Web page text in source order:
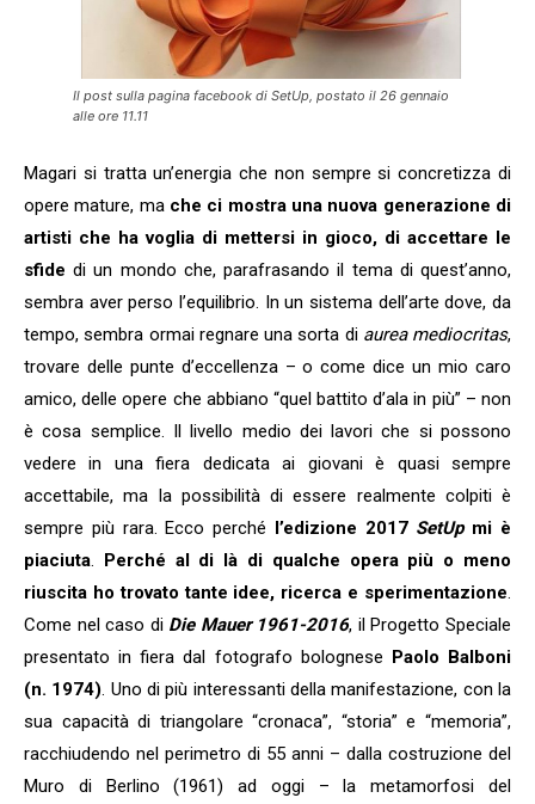
Il post sulla pagina facebook di SetUp, postato il 26 gennaio
alle ore 11.11
Magari si tratta un’energia che non sempre si concretizza di
opere mature, ma che ci mostra una nuova generazione di
artisti che ha voglia di mettersi in gioco, di accettare le
sfide di un mondo che, parafrasando il tema di quest’anno,
sembra aver perso l’equilibrio. In un sistema dell’arte dove, da
tempo, sembra ormai regnare una sorta di aurea mediocritas,
trovare delle punte d’eccellenza – o come dice un mio caro
amico, delle opere che abbiano “quel battito d’ala in più” – non
è cosa semplice. Il livello medio dei lavori che si possono
vedere in una fiera dedicata ai giovani è quasi sempre
accettabile, ma la possibilità di essere realmente colpiti è
sempre più rara. Ecco perché l’edizione 2017 SetUpmi è
piaciuta
Perché al di là di qualche opera più o meno
riuscita ho trovato tante idee, ricerca e sperimentazione
Come nel caso di Die Mauer 1961-2016, il Progetto Speciale
presentato in fiera dal fotografo bolognese Paolo Balboni
(n. 1974) . Uno di più interessanti della manifestazione, con la
sua capacità di triangolare “cronaca”, “storia” e “memoria”,
racchiudendo nel perimetro di 55 anni – dalla costruzione del
Muro di Berlino (1961) ad oggi – la metamorfosi del